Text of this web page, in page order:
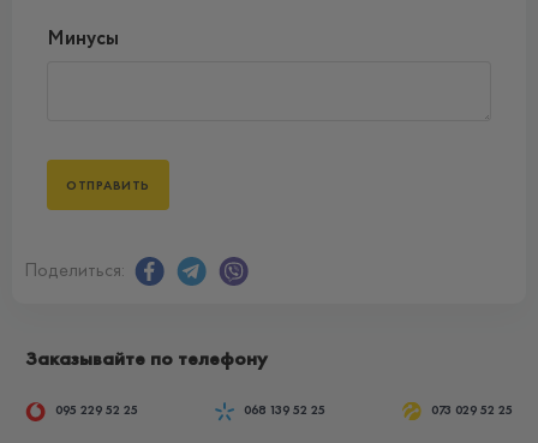
Минусы
Поделиться:
Заказывайте по телефону
095 229 52 25 068 139 52 25 073 029 52 25